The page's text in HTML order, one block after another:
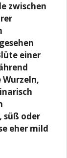
zwischen
einer
süß oder
eher mild